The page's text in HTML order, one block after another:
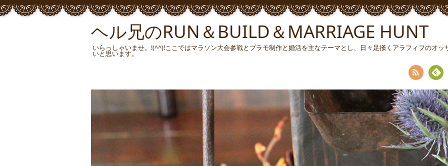
ヘル兄のRUN＆BUILD＆MARRIAGE HUNT
いらっしゃいませ。!(^^)!ここではマラソン大会参戦とプラモ制作と婚活を主なテーマとし、日々足掻くアラフィフのオ
いと思います。
RSS Fee
dly